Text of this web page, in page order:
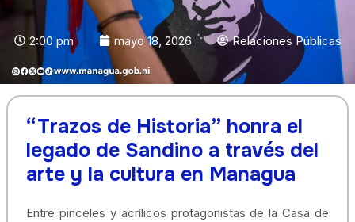
2:00 pm mayo 18, 2026 Relaciones Públicas
“Trazos de Historia” honra el
legado de Sandino a través del
arte y la cultura en Managua
Entre pinceles y acrílicos protagonistas de la Casa de